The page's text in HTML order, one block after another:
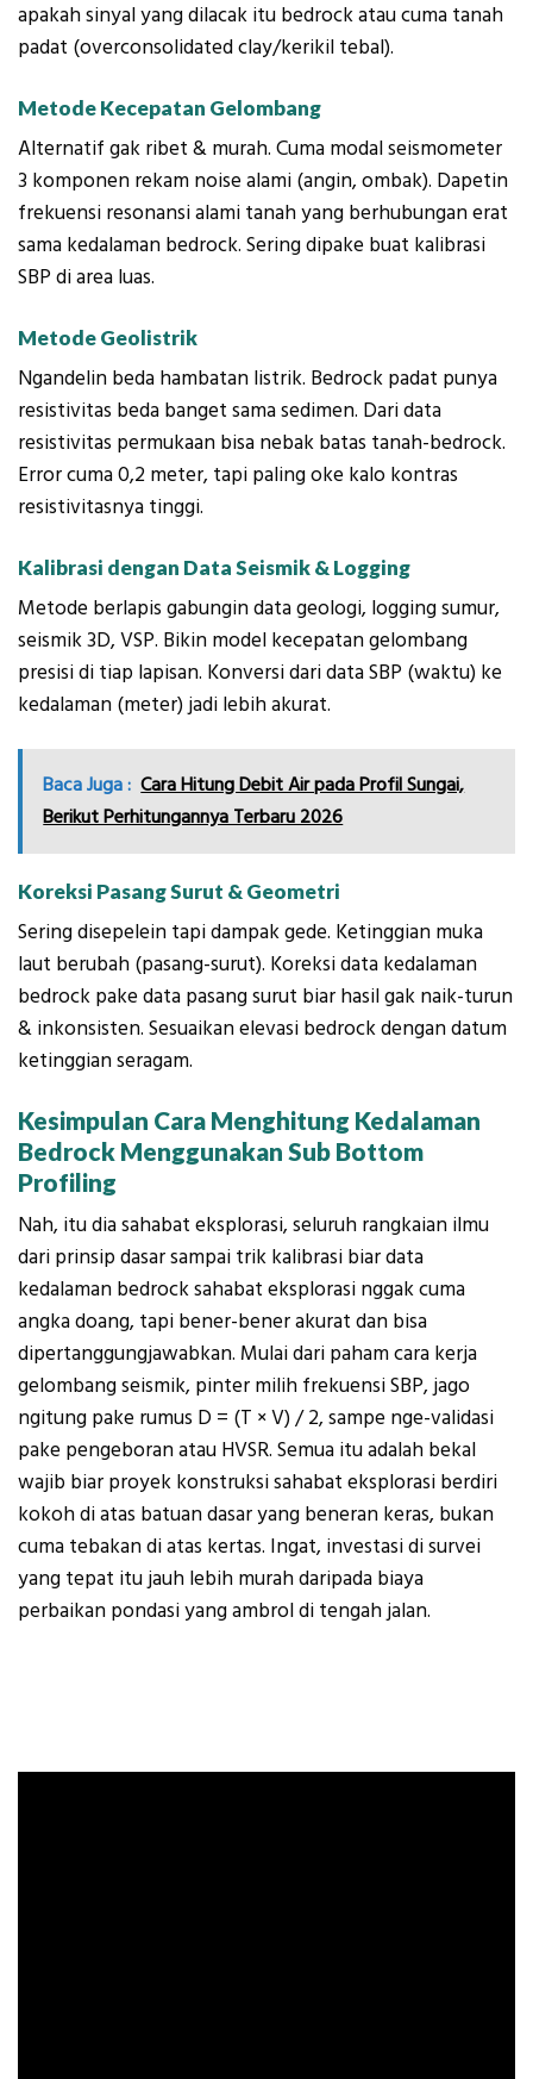
apakah sinyal yang dilacak itu bedrock atau cuma tanah
padat (overconsolidated clay/kerikil tebal).
Metode Kecepatan Gelombang
Alternatif gak ribet & murah. Cuma modal seismometer
3 komponen rekam noise alami (angin, ombak). Dapetin
frekuensi resonansi alami tanah yang berhubungan erat
sama kedalaman bedrock. Sering dipake buat kalibrasi
SBP di area luas.
Metode Geolistrik
Ngandelin beda hambatan listrik. Bedrock padat punya
resistivitas beda banget sama sedimen. Dari data
resistivitas permukaan bisa nebak batas tanah-bedrock.
Error cuma 0,2 meter, tapi paling oke kalo kontras
resistivitasnya tinggi.
Kalibrasi dengan Data Seismik & Logging
Metode berlapis gabungin data geologi, logging sumur,
seismik 3D, VSP. Bikin model kecepatan gelombang
presisi di tiap lapisan. Konversi dari data SBP (waktu) ke
kedalaman (meter) jadi lebih akurat.
Baca Juga : Cara Hitung Debit Air pada Profil Sungai,
Berikut Perhitungannya Terbaru 2026
Koreksi Pasang Surut & Geometri
Sering disepelein tapi dampak gede. Ketinggian muka
laut berubah (pasang-surut). Koreksi data kedalaman
bedrock pake data pasang surut biar hasil gak naik-turun
& inkonsisten. Sesuaikan elevasi bedrock dengan datum
ketinggian seragam.
Kesimpulan Cara Menghitung Kedalaman
Bedrock Menggunakan Sub Bottom
Profiling
Nah, itu dia sahabat eksplorasi, seluruh rangkaian ilmu
dari prinsip dasar sampai trik kalibrasi biar data
kedalaman bedrock sahabat eksplorasi nggak cuma
angka doang, tapi bener-bener akurat dan bisa
dipertanggungjawabkan. Mulai dari paham cara kerja
gelombang seismik, pinter milih frekuensi SBP, jago
ngitung pake rumus D = (T × V) / 2, sampe nge-validasi
pake pengeboran atau HVSR. Semua itu adalah bekal
wajib biar proyek konstruksi sahabat eksplorasi berdiri
kokoh di atas batuan dasar yang beneran keras, bukan
cuma tebakan di atas kertas. Ingat, investasi di survei
yang tepat itu jauh lebih murah daripada biaya
perbaikan pondasi yang ambrol di tengah jalan.